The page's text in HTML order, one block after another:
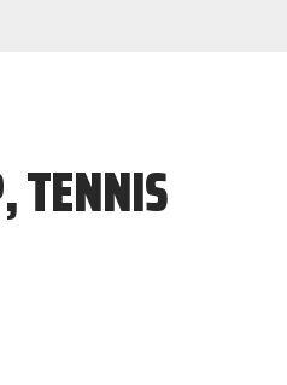
TENNIS